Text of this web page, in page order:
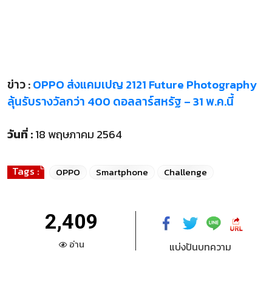
ข่าว :OPPO ส่งแคมเปญ 2121 Future Photography
ลุ้นรับรางวัลกว่า 400 ดอลลาร์สหรัฐ – 31 พ.ค.นี้
วันที่ :18 พฤษภาคม 2564
Tags : OPPO Smartphone Challenge
2,409
อ่าน แบ่งปันบทความ